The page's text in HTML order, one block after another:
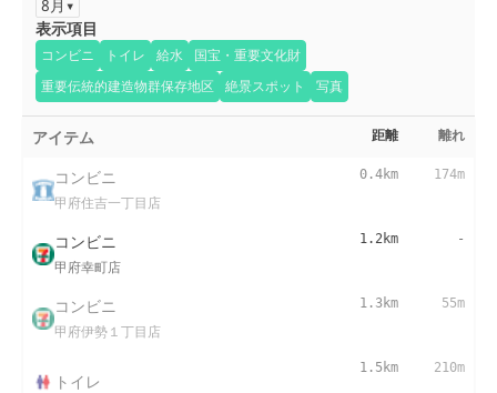
8月
表示項目
コンビニ トイレ 給水
国宝・重要文化財
重要伝統的建造物群保存地区
絶景スポット 写真
アイテム 距離 離れ
コンビニ
甲府住吉一丁目店
0.4km 174m
コンビニ
甲府幸町店
1.2km -
コンビニ
甲府伊勢１丁目店
1.3km 55m
トイレ
1.5km 210m